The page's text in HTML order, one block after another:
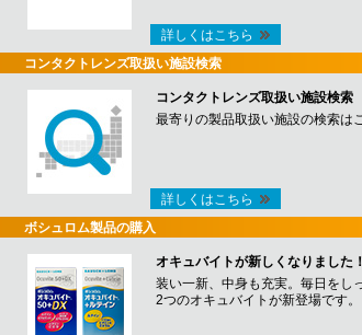
詳しくはこちら
コンタクトレンズ取扱い施設検索
コンタクトレンズ取扱い施設検索
最寄りの製品取扱い施設の検索は
詳しくはこちら
ボシュロム製品の購入
オキュバイトが新しくなりました！
装い一新、中身も充実。毎日をし
2つのオキュバイトが新登場です。